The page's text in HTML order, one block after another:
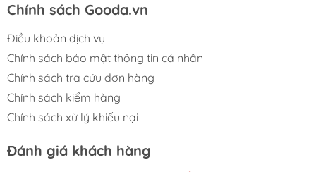
Chính sách Gooda.vn
Điều khoản dịch vụ
Chính sách bảo mật thông tin cá nhân
Chính sách tra cứu đơn hàng
Chính sách kiểm hàng
Chính sách xử lý khiếu nại
Đánh giá khách hàng